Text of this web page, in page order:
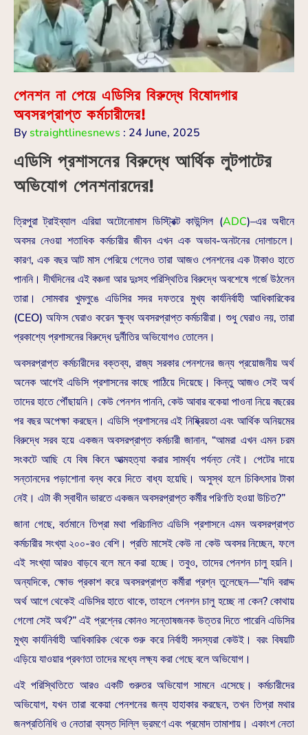
পেনশন না পেয়ে এডিসির বিরুদ্ধে বিষোদগার
অবসরপ্রাপ্ত কর্মচারীদের!
Bystraightlinesnews : 24 June, 2025
এডিসি প্রশাসনের বিরুদ্ধে আর্থিক লুটপাটের
অভিযোগ পেনশনারদের!
ত্রিপুরা ট্রাইব্যাল এরিয়া অটোনোমাস ডিস্ট্রিক্ট কাউন্সিল (ADC)–এর অধীনে
অবসর নেওয়া শতাধিক কর্মচারীর জীবন এখন এক অভাব-অনটনের দোলাচলে।
কারণ, এক বছর আট মাস পেরিয়ে গেলেও তারা আজও পেনশনের এক টাকাও হাতে
পাননি। দীর্ঘদিনের এই বঞ্চনা আর দুঃসহ পরিস্থিতির বিরুদ্ধে অবশেষে গর্জে উঠলেন
তারা। সোমবার খুমলুঙে এডিসির সদর দফতরে মুখ্য কার্যনির্বাহী আধিকারিকের
(CEO) অফিস ঘেরাও করেন ক্ষুব্ধ অবসরপ্রাপ্ত কর্মচারীরা। শুধু ঘেরাও নয়, তারা
প্রকাশ্যে প্রশাসনের বিরুদ্ধে দুর্নীতির অভিযোগও তোলেন।
অবসরপ্রাপ্ত কর্মচারীদের বক্তব্য, রাজ্য সরকার পেনশনের জন্য প্রয়োজনীয় অর্থ
অনেক আগেই এডিসি প্রশাসনের কাছে পাঠিয়ে দিয়েছে। কিন্তু আজও সেই অর্থ
তাদের হাতে পৌঁছায়নি। কেউ পেনশন পাননি, কেউ আবার বকেয়া পাওনা নিয়ে বছরের
পর বছর অপেক্ষা করছেন। এডিসি প্রশাসনের এই নিষ্ক্রিয়তা এবং আর্থিক অনিয়মের
বিরুদ্ধে সরব হয়ে একজন অবসরপ্রাপ্ত কর্মচারী জানান, “আমরা এখন এমন চরম
সংকটে আছি যে বিষ কিনে আত্মহত্যা করার সামর্থ্য পর্যন্ত নেই। পেটের দায়ে
সন্তানদের পড়াশোনা বন্ধ করে দিতে বাধ্য হয়েছি। অসুস্থ হলে চিকিৎসার টাকা
নেই। এটা কী স্বাধীন ভারতে একজন অবসরপ্রাপ্ত কর্মীর পরিণতি হওয়া উচিত?”
জানা গেছে, বর্তমানে তিপ্রা মথা পরিচালিত এডিসি প্রশাসনে এমন অবসরপ্রাপ্ত
কর্মচারীর সংখ্যা ২০০-রও বেশি। প্রতি মাসেই কেউ না কেউ অবসর নিচ্ছেন, ফলে
এই সংখ্যা আরও বাড়বে বলে মনে করা হচ্ছে। তবুও, তাদের পেনশন চালু হয়নি।
অন্যদিকে, ক্ষোভ প্রকাশ করে অবসরপ্রাপ্ত কর্মীরা প্রশ্ন তুলেছেন—”যদি বরাদ্দ
অর্থ আগে থেকেই এডিসির হাতে থাকে, তাহলে পেনশন চালু হচ্ছে না কেন? কোথায়
গেলো সেই অর্থ?” এই প্রশ্নের কোনও সন্তোষজনক উত্তর দিতে পারেনি এডিসির
মুখ্য কার্যনির্বাহী আধিকারিক থেকে শুরু করে নির্বাহী সদস্যরা কেউই। বরং বিষয়টি
এড়িয়ে যাওয়ার প্রবণতা তাদের মধ্যে লক্ষ্য করা গেছে বলে অভিযোগ।
এই পরিস্থিতিতে আরও একটি গুরুতর অভিযোগ সামনে এসেছে। কর্মচারীদের
অভিযোগ, যখন তারা বকেয়া পেনশনের জন্য হাহাকার করছেন, তখন তিপ্রা মথার
জনপ্রতিনিধি ও নেতারা ব্যস্ত দিল্লি ভ্রমণে এবং প্রমোদ তামাশায়। একাংশ নেতা